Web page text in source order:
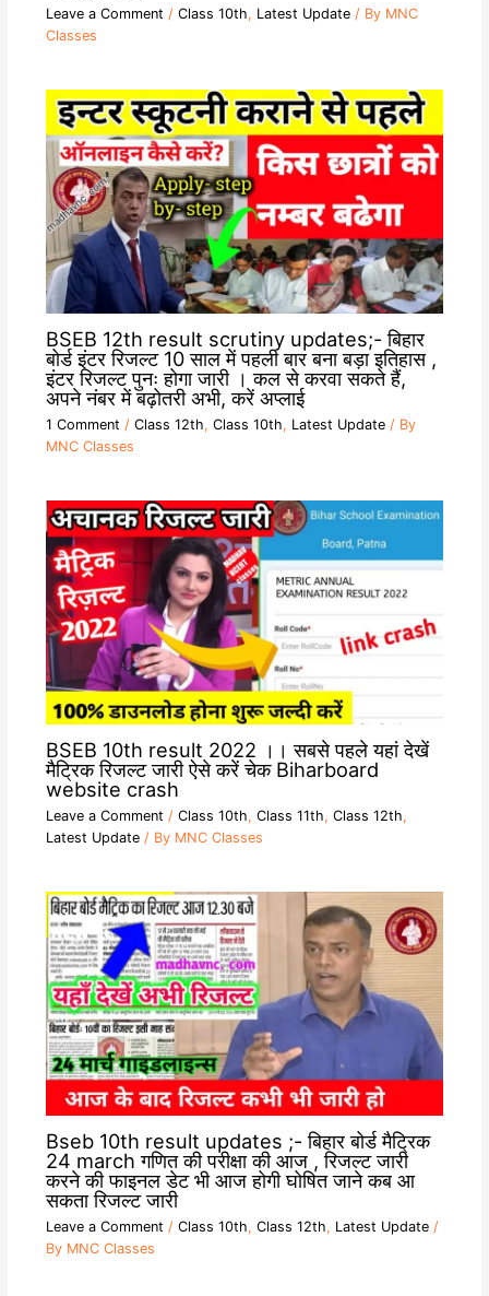
Leave a Comment / Class 10th, Latest Update/ By MNC
Classes
BSEB 12th result scrutiny updates;- बिहार
बोर्ड इंटर रिजल्ट 10 साल में पहली बार बना बड़ा इतिहास ,
इंटर रिजल्ट पुनः होगा जारी । कल से करवा सकते हैं,
अपने नंबर में बढ़ोतरी अभी, करें अप्लाई
1 Comment / Class 12th, Class 10th, Latest Update/ By
MNC Classes
BSEB 10th result 2022 ।। सबसे पहले यहां देखें
मैट्रिक रिजल्ट जारी ऐसे करें चेक Biharboard
website crash
Leave a Comment / Class 10th, Class 11th, Class 12th,
Latest Update/ By MNC Classes
Bseb 10th result updates ;- बिहार बोर्ड मैट्रिक
24 march गणित की परीक्षा की आज , रिजल्ट जारी
करने की फाइनल डेट भी आज होगी घोषित जाने कब आ
सकता रिजल्ट जारी
Leave a Comment / Class 10th, Class 12th, Latest Update/
By MNC Classes